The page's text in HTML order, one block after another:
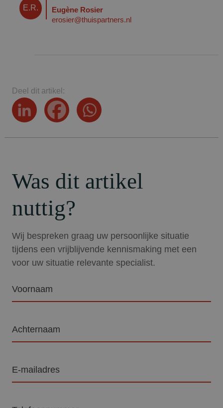
E.R.
Eugène Rosier
erosier@thuispartners.nl
Deel dit artikel:
Was dit artikel
nuttig?
Wij bespreken graag uw persoonlijke situatie
tijdens een vrijblijvende kennismaking met een
voor uw situatie relevante specialist.
mailadres